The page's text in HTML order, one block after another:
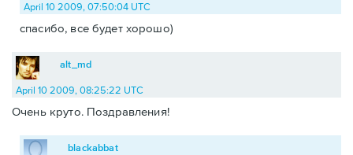
April 10 2009, 07:50:04 UTC
спасибо, все будет хорошо)
alt_md
April 10 2009, 08:25:22 UTC
Очень круто. Поздравления!
blackabbat